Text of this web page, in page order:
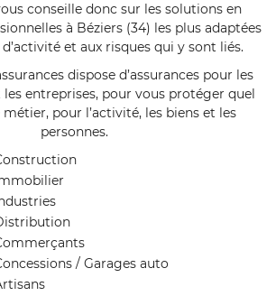
conseille donc sur les solutions en
à Béziers (34) les plus adaptées
et aux risques qui y sont liés.
dispose d’assurances pour les
entreprises, pour vous protéger quel
pour l’activité, les biens et les
personnes.
/ Garages auto